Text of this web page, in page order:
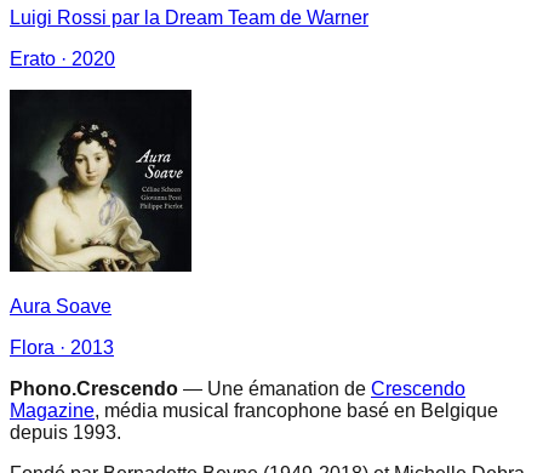
Luigi Rossi par la Dream Team de Warner
Erato · 2020
Aura Soave
Flora · 2013
Phono.Crescendo — Une émanation de Crescendo
Magazine, média musical francophone basé en Belgique
depuis 1993.